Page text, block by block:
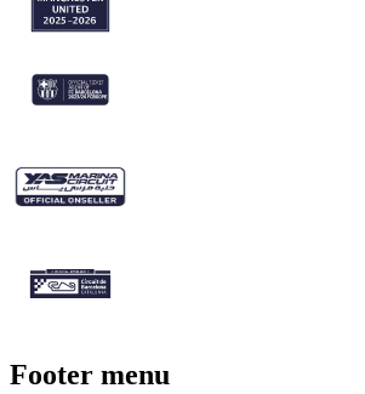
Footer menu